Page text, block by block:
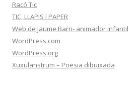
Racó Tic
TIC, LLAPIS I PAPER
Web de Jaume Barri- animador infantil
WordPress.com
WordPress.org
Xuxulanstrum – Poesia dibuixada